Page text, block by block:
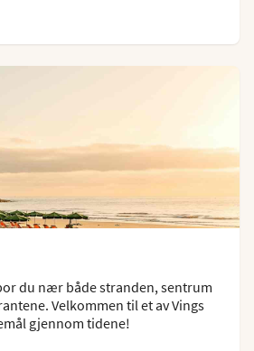
du nær både stranden, sentrum
Velkommen til et av Vings
gjennom tidene!